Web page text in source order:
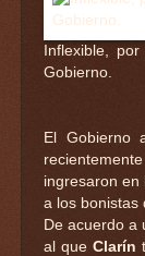
Inflexible,
Gobierno.
El Gobierno
ingresaron en
a los bonistas
De acuerdo a
al queClarín